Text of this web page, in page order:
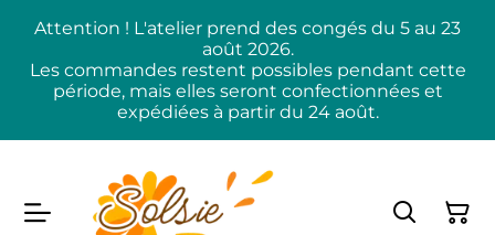
Attention ! L'atelier prend des congés du 5 au 23
août 2026.
Les commandes restent possibles pendant cette
période, mais elles seront confectionnées et
expédiées à partir du 24 août.